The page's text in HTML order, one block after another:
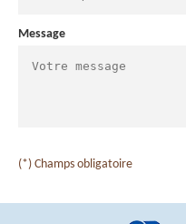
Message
(*) Champs obligatoire